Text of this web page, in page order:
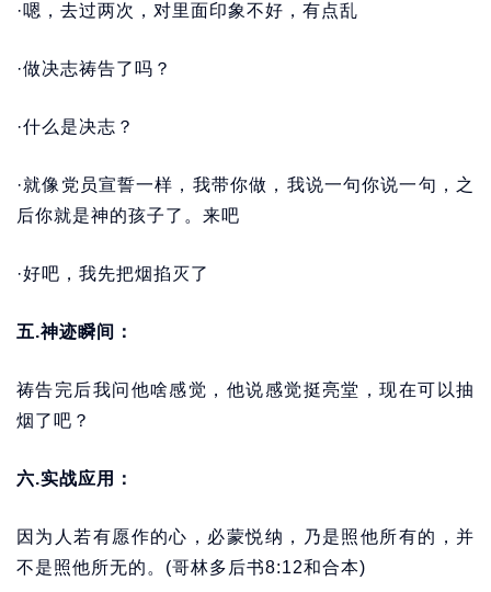
·嗯，去过两次，对里面印象不好，有点乱
·做决志祷告了吗？
·什么是决志？
·就像党员宣誓一样，我带你做，我说一句你说一句，之
后你就是神的孩子了。来吧
·好吧，我先把烟掐灭了
五.神迹瞬间：
祷告完后我问他啥感觉，他说感觉挺亮堂，现在可以抽
烟了吧？
六.实战应用：
因为人若有愿作的心，必蒙悦纳，乃是照他所有的，并
不是照他所无的。(哥林多后书8:12和合本)